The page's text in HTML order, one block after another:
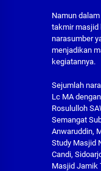
Namun
takmir masjid
narasumber
menjadikan
kegiatannya.
Sejumlah
Lc MA
Rosululloh
Semangat
Anwaruddin,
Study Masjid
Candi,
Masjid Jamik